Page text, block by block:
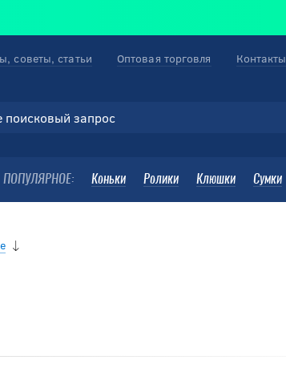
ПОПУЛЯРНОЕ: Коньки Ролики Клюшки Сумки
советы, статьи Оптовая торговля Контакты